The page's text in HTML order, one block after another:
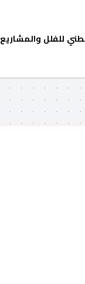
للفلل والمشاريع